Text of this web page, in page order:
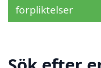
förpliktelser